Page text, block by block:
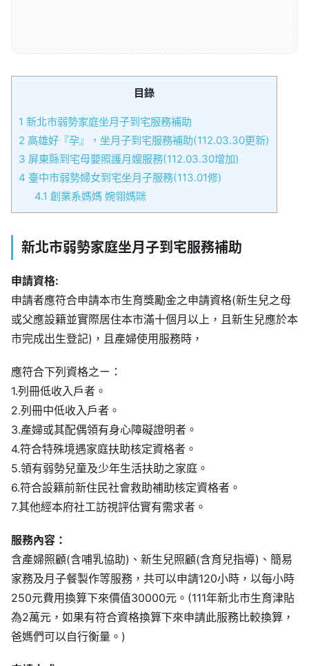
目錄
1 新北市弱勢家庭坐月子到宅服務補助
2 高雄好『孕』，坐月子到宅服務補助(112.03.30更新)
3 屏東縣到宅母嬰照護月嫂服務(112.03.30增加)
4 臺中市弱勢婦女到宅坐月子服務(113.01修)
4.1 創業系媽媽 婉翎媽咪
新北市弱勢家庭坐月子到宅服務補助
申請資格:
申請者應符合申請本市生育獎勵金之申請資格(新生兒之母
或父應設籍並實際居住本市滿十個月以上，且新生兒應於本
市完成出生登記)，且產婦使用服務時，
應符合下列資格之ㄧ：
1.列冊低收入戶者。
2.列冊中低收入戶者。
3.產婦或其配偶領有身心障礙證明者。
4.符合特殊境遇家庭扶助核定資格者。
5.領有弱勢兒童及少年生活扶助之家庭。
6.符合設籍前新住民社會救助補助核定資格者。
7.其他經本府社工訪視評估實有需求者。
服務內容：
含產婦照顧(含哺乳協助)、新生兒照顧(含育兒指導)、簡易
家務及月子餐製作等服務，共可以申請120小時，以每小時
250元費用換算下來價值30000元。(111年新北市生育津貼
為2萬元，如果有符合資格換算下來申請此服務比較換算，
爸媽們可以自行衡量。)